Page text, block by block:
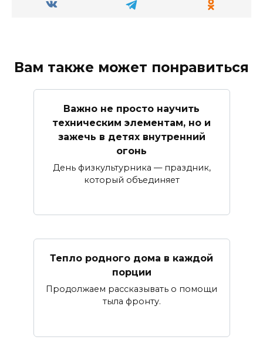
Вам также может понравиться
Важно не просто научить
техническим элементам, но и
зажечь в детях внутренний
огонь
День физкультурника — праздник,
который объединяет
Тепло родного дома в каждой
порции
Продолжаем рассказывать о помощи
тыла фронту.